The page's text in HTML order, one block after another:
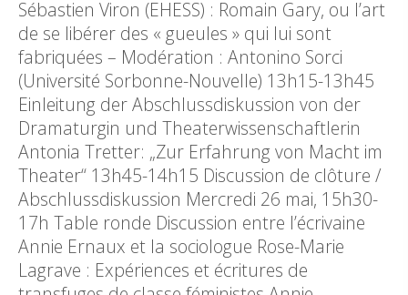
Sébastien Viron (EHESS) : Romain Gary, ou l’art
de se libérer des « gueules » qui lui sont
fabriquées – Modération : Antonino Sorci
(Université Sorbonne-Nouvelle) 13h15-13h45
Einleitung der Abschlussdiskussion von der
Dramaturgin und Theaterwissenschaftlerin
Antonia Tretter: „Zur Erfahrung von Macht im
Theater“ 13h45-14h15 Discussion de clôture /
Abschlussdiskussion Mercredi 26 mai, 15h30-
17h Table ronde Discussion entre l’écrivaine
Annie Ernaux et la sociologue Rose-Marie
Lagrave : Expériences et écritures de